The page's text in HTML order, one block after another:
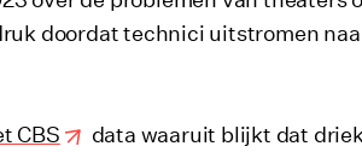
doordat technici uitstromen
CBS
data waaruit blijkt dat